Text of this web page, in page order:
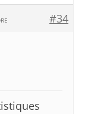
#34